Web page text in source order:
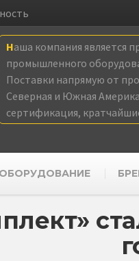
Наша компания
промышленного
Поставки напрямую от
Северная и Южная
сертификация,
ОБОРУДОВАНИЕ